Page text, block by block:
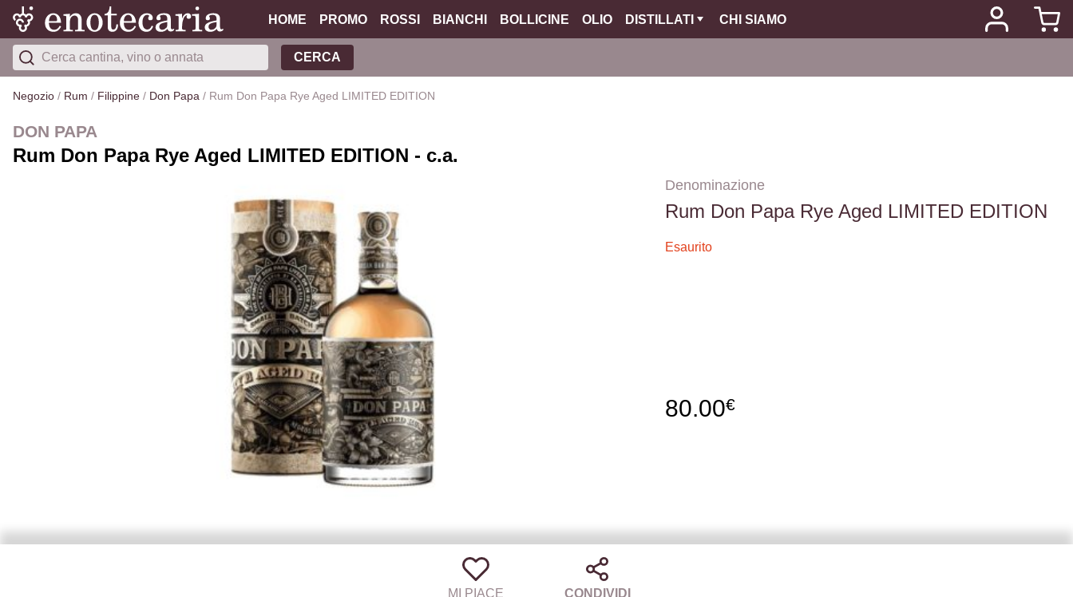
HOME PROMO ROSSI BIANCHI BOLLICINE OLIO DISTILLATI CHI SIAMO
CERCA
Negozio / Rum / Filippine / Don Papa / Rum Don Papa Rye Aged LIMITED EDITION
DON PAPA
Rum Don Papa Rye Aged LIMITED EDITION - c.a.
Denominazione
Rum Don Papa Rye Aged LIMITED EDITION
Esaurito
80.00€
MI PIACE CONDIVIDI